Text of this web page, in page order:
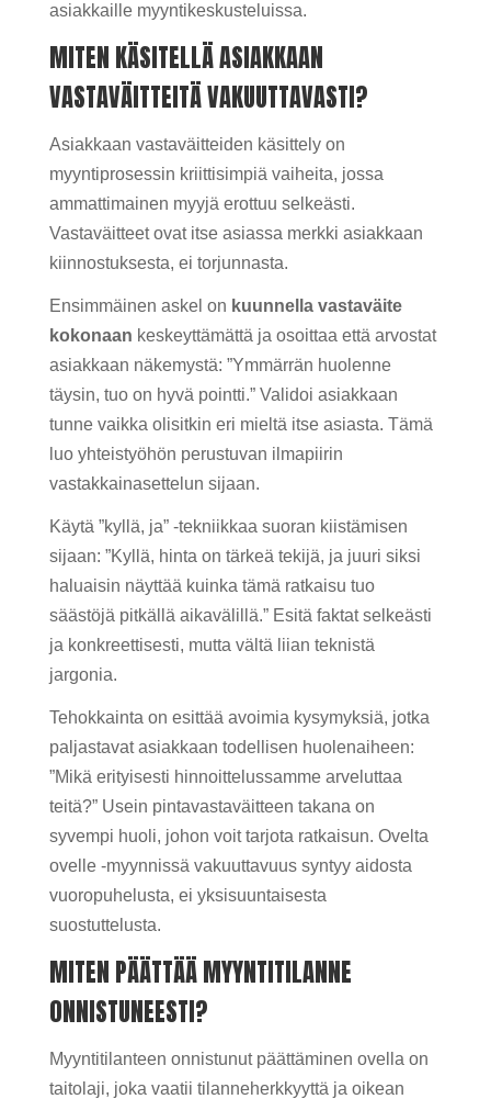
asiakkaille myyntikeskusteluissa.
MITEN KÄSITELLÄ ASIAKKAAN
VASTAVÄITTEITÄ VAKUUTTAVASTI?
Asiakkaan vastaväitteiden käsittely on
myyntiprosessin kriittisimpiä vaiheita, jossa
ammattimainen myyjä erottuu selkeästi.
Vastaväitteet ovat itse asiassa merkki asiakkaan
kiinnostuksesta, ei torjunnasta.
Ensimmäinen askel on kuunnella vastaväite
kokonaan keskeyttämättä ja osoittaa että arvostat
asiakkaan näkemystä: ”Ymmärrän huolenne
täysin, tuo on hyvä pointti.” Validoi asiakkaan
tunne vaikka olisitkin eri mieltä itse asiasta. Tämä
luo yhteistyöhön perustuvan ilmapiirin
vastakkainasettelun sijaan.
Käytä ”kyllä, ja” -tekniikkaa suoran kiistämisen
sijaan: ”Kyllä, hinta on tärkeä tekijä, ja juuri siksi
haluaisin näyttää kuinka tämä ratkaisu tuo
säästöjä pitkällä aikavälillä.” Esitä faktat selkeästi
ja konkreettisesti, mutta vältä liian teknistä
jargonia.
Tehokkainta on esittää avoimia kysymyksiä, jotka
paljastavat asiakkaan todellisen huolenaiheen:
”Mikä erityisesti hinnoittelussamme arveluttaa
teitä?” Usein pintavastaväitteen takana on
syvempi huoli, johon voit tarjota ratkaisun. Ovelta
ovelle -myynnissä vakuuttavuus syntyy aidosta
vuoropuhelusta, ei yksisuuntaisesta
suostuttelusta.
MITEN PÄÄTTÄÄ MYYNTITILANNE
ONNISTUNEESTI?
Myyntitilanteen onnistunut päättäminen ovella on
taitolaji, joka vaatii tilanneherkkyyttä ja oikean